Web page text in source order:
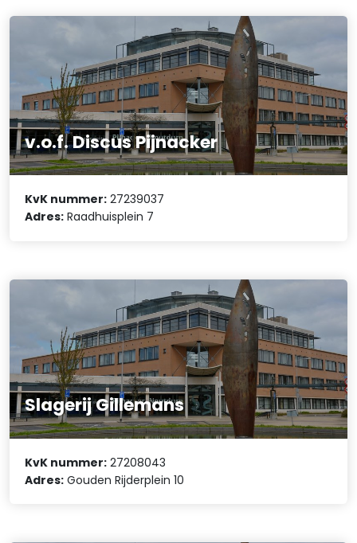
v.o.f. Discus Pijnacker
KvK nummer: 27239037
Adres: Raadhuisplein 7
Slagerij Gillemans
KvK nummer: 27208043
Adres: Gouden Rijderplein 10